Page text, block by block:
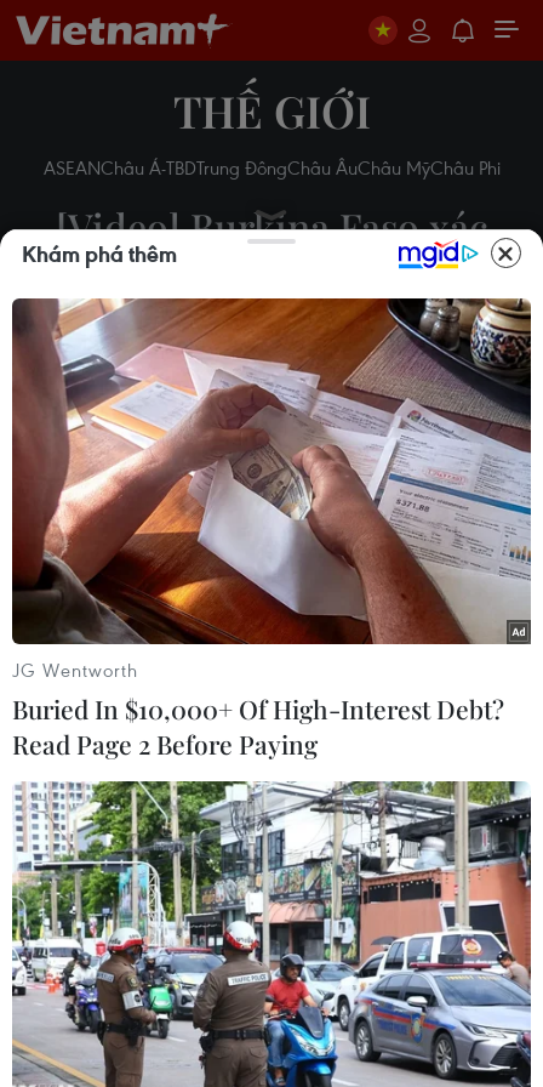
THẾ GIỚI
ASEANChâu Á-TBDTrung ĐôngChâu ÂuChâu MỹChâu Phi
[Video] Burkina Faso xác
định danh tính 22 nạn nhân
vụ khủng bố
19/01/2016 02:54
Theo dõi VietnamPlus
22 nạn nhân trong vụ tấn công đã được nhận
dạng, trong đó có 7 người Burkina Faso, 4 người
Canada, 3 người Ukraine, 2 người Thụy Sĩ và công
dân các Mỹ, Hà Lan, Libya và Bồ Đào Nha.
Play
Video
Theo Bộ trưởng An ninh nội địa Burkina Faso
Simon Compaore, 22 nạn nhân trong vụ tấn
Khám phá thêm
JG Wentworth
Buried In $10,000+ Of High-Interest Debt?
Read Page 2 Before Paying